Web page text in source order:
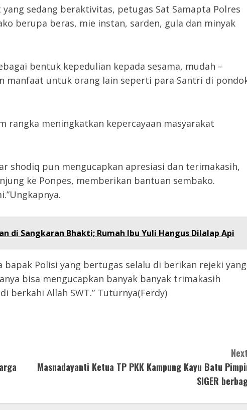
sedang beraktivitas, petugas Sat Samapta Polres
berupa beras, mie instan, sarden, gula dan minyak
bentuk kepedulian kepada sesama, mudah –
manfaat untuk orang lain seperti para Santri di
rangka meningkatkan kepercayaan masyarakat
shodiq pun mengucapkan apresiasi dan terimakasih,
ke Ponpes, memberikan bantuan sembako.
di Sangkaran Bhakti; Rumah Ibu Yuli Hangus Dilalap Api
bapak Polisi yang bertugas selalu di berikan rejeki yang
bisa mengucapkan banyak banyak trimakasih
berkahi Allah SWT.” Tuturnya(Ferdy)
Masnadayanti Ketua TP PKK Kampung Kayu Batu
SIGER